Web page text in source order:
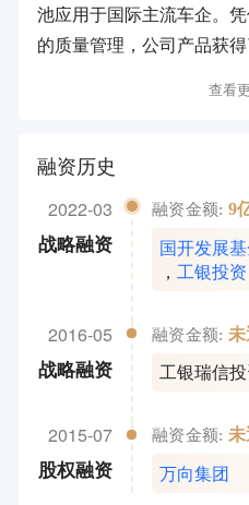
池应用于国际主流车企。
的质量管理，公司产品获
查看
融资历史
2022-03
战略融资
融资金额: 9
国开发展
，工银投资
2016-05
战略融资
融资金额:
工银瑞信
2015-07
股权融资
融资金额:
万向集团